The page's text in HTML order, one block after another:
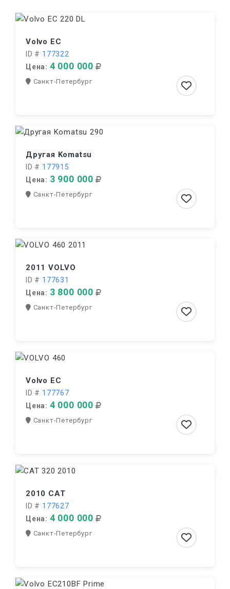
Volvo EC
ID # 177322
Цена: 4 000 000
Санкт-Петербург
Другая Komatsu
ID # 177915
Цена: 3 900 000
Санкт-Петербург
2011 VOLVO
ID # 177631
Цена: 3 800 000
Санкт-Петербург
Volvo EC
ID # 177767
Цена: 4 000 000
Санкт-Петербург
2010 CAT
ID # 177627
Цена: 4 000 000
Санкт-Петербург